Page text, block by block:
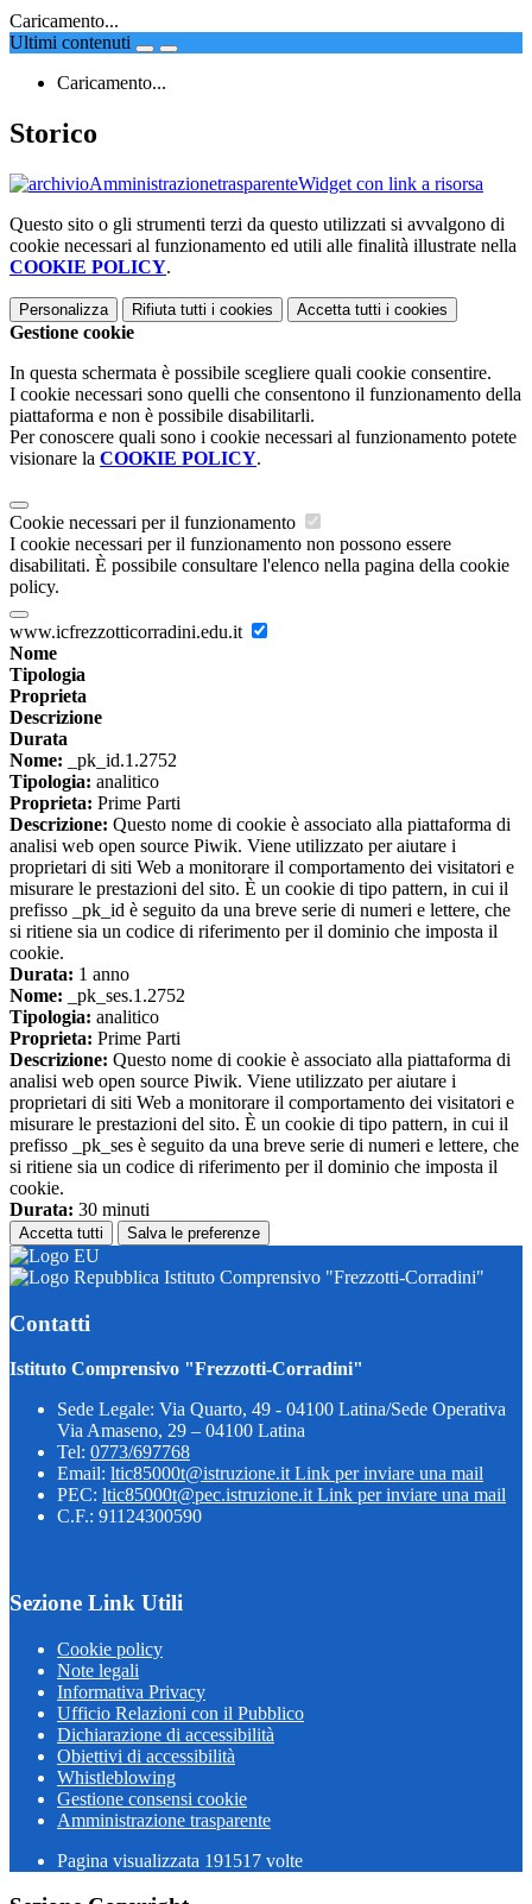
Caricamento...
Ultimi contenuti
Caricamento...
Storico
Widget con link a risorsa
Questo sito o gli strumenti terzi da questo utilizzati si avvalgono di
cookie necessari al funzionamento ed utili alle finalità illustrate nella
COOKIE POLICY.
Personalizza Rifiuta tutti i cookies Accetta tutti i cookies
Gestione cookie
In questa schermata è possibile scegliere quali cookie consentire.
I cookie necessari sono quelli che consentono il funzionamento della
piattaforma e non è possibile disabilitarli.
Per conoscere quali sono i cookie necessari al funzionamento potete
visionare la COOKIE POLICY.
Cookie necessari per il funzionamento
I cookie necessari per il funzionamento non possono essere
disabilitati. È possibile consultare l'elenco nella pagina della cookie
policy.
www.icfrezzotticorradini.edu.it
Nome
Tipologia
Proprieta
Descrizione
Durata
Nome: _pk_id.1.2752
Tipologia: analitico
Proprieta: Prime Parti
Descrizione: Questo nome di cookie è associato alla piattaforma di
analisi web open source Piwik. Viene utilizzato per aiutare i
proprietari di siti Web a monitorare il comportamento dei visitatori e
misurare le prestazioni del sito. È un cookie di tipo pattern, in cui il
prefisso _pk_id è seguito da una breve serie di numeri e lettere, che
si ritiene sia un codice di riferimento per il dominio che imposta il
cookie.
Durata: 1 anno
Nome: _pk_ses.1.2752
Tipologia: analitico
Proprieta: Prime Parti
Descrizione: Questo nome di cookie è associato alla piattaforma di
analisi web open source Piwik. Viene utilizzato per aiutare i
proprietari di siti Web a monitorare il comportamento dei visitatori e
misurare le prestazioni del sito. È un cookie di tipo pattern, in cui il
prefisso _pk_ses è seguito da una breve serie di numeri e lettere, che
si ritiene sia un codice di riferimento per il dominio che imposta il
cookie.
Durata: 30 minuti
Accetta tutti Salva le preferenze
Istituto Comprensivo "Frezzotti-Corradini"
Contatti
Istituto Comprensivo "Frezzotti-Corradini"
Sede Legale: Via Quarto, 49 - 04100 Latina/Sede Operativa
Via Amaseno, 29 – 04100 Latina
Tel: 0773/697768
Email: ltic85000t@istruzione.it Link per inviare una mail
PEC: ltic85000t@pec.istruzione.it Link per inviare una mail
C.F.: 91124300590
Sezione Link Utili
Cookie policy
Note legali
Informativa Privacy
Ufficio Relazioni con il Pubblico
Dichiarazione di accessibilità
Obiettivi di accessibilità
Whistleblowing
Gestione consensi cookie
Amministrazione trasparente
Pagina visualizzata 191517 volte